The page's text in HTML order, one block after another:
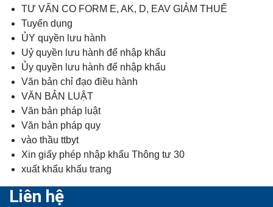
TƯ VẤN CO FORM E, AK, D, EAV GIẢM THUẾ
Tuyển dụng
ỦY quyền lưu hành
Uỷ quyền lưu hành để nhập khẩu
Ủy quyền lưu hành để nhập khẩu
Văn bản chỉ đạo điều hành
VĂN BẢN LUẬT
Văn bản pháp luật
Văn bản pháp quy
vào thầu ttbyt
Xin giấy phép nhập khẩu Thông tư 30
xuất khẩu khẩu trang
Liên hệ